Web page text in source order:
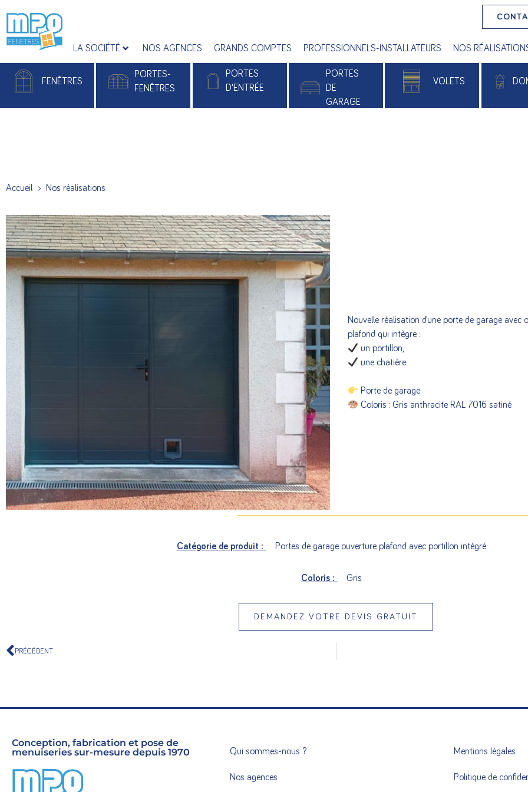
LA SOCIÉTÉ NOS AGENCES GRANDS COMPTES PROFESSIONNELS-INSTALLATEURS NOS
FENÊTRES
PORTES-
FENÊTRES
PORTES
D'ENTRÉE
Monobloc Plaxé
PORTES
DE
GARAGE
VOLETS
Accueil > Nos réalisations
Nouvelle réalisation d’une porte de garage avec
plafond qui intègre :
un portillon,
une chatière
Porte de garage
Coloris : Gris anthracite RAL 7016 satiné
Catégorie de produit : Portes de garage ouverture plafond avec portillon intégré
Coloris : Gris
DEMANDEZ VOTRE DEVIS GRATUIT
PRÉCÉDENT
Conception, fabrication et pose de
menuiseries sur-mesure depuis 1970
Qui sommes-nous ?
Nos agences
Mentions légales
Politique de